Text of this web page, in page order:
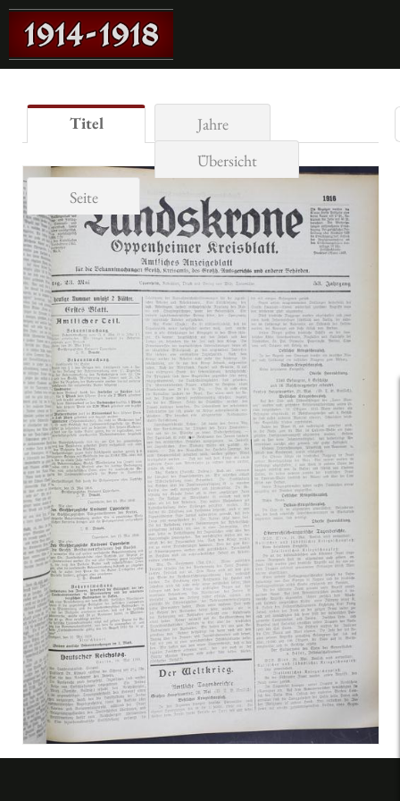
Titel
Jahre
Übersicht
Seite